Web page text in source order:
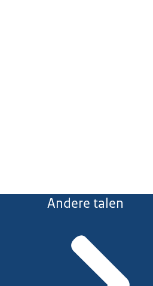
Andere talen